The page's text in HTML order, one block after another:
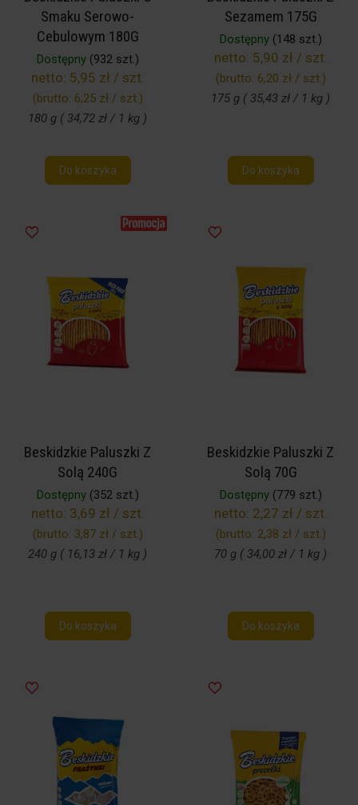
Smaku Serowo-
Cebulowym 180G
Dostępny(932 szt.)
netto: 5,95 zł / szt.
(brutto: 6,25 zł / szt.)
180 g ( 34,72 zł / 1 kg )
Do koszyka
Sezamem 175G
Dostępny(148 szt.)
netto: 5,90 zł / szt.
(brutto: 6,20 zł / szt.)
175 g ( 35,43 zł / 1 kg )
Do koszyka
Beskidzkie Paluszki Z
Solą 240G
Dostępny(352 szt.)
netto: 3,69 zł / szt.
(brutto: 3,87 zł / szt.)
240 g ( 16,13 zł / 1 kg )
Do koszyka
Beskidzkie Paluszki Z
Solą 70G
Dostępny(779 szt.)
netto: 2,27 zł / szt.
(brutto: 2,38 zł / szt.)
70 g ( 34,00 zł / 1 kg )
Do koszyka